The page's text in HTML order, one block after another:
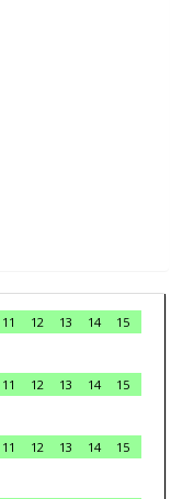
11 12 13 14
15
11 12 13 14
15
11 12 13 14
15